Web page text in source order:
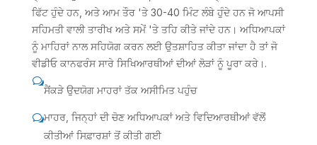
ਫਿੱਟ ਹੁੰਦੇ ਹਨ, ਅਤੇ ਆਮ ਤੌਰ 'ਤੇ 30-40 ਮਿੰਟ ਲੰਬੇ ਹੁੰਦੇ ਹਨ ਜੋ ਆਪਸੀ
ਸਹਿਮਤੀ ਵਾਲੀ ਤਾਰੀਖ ਅਤੇ ਸਮੇਂ 'ਤੇ ਤਹਿ ਕੀਤੇ ਜਾਂਦੇ ਹਨ। ਅਧਿਆਪਕਾਂ
ਨੂੰ ਮਾਹਿਰਾਂ ਨਾਲ ਸਹਿਯੋਗ ਕਰਨ ਲਈ ਉਤਸ਼ਾਹਿਤ ਕੀਤਾ ਜਾਂਦਾ ਹੈ ਤਾਂ ਜੋ
ਵੀਡੀਓ ਕਾਨਫਰੰਸ ਸਾਰੇ ਸਿਖਿਆਰਥੀਆਂ ਦੀਆਂ ਲੋੜਾਂ ਨੂੰ ਪੂਰਾ ਕਰੇ।.
w
ਸੈਂਕੜੇ ਉਦਯੋਗ ਮਾਹਰਾਂ ਤੱਕ ਅਸੀਮਿਤ ਪਹੁੰਚ
wਮਾਹਰ, ਜਿਨ੍ਹਾਂ ਦੀ ਚੋਣ ਅਧਿਆਪਕਾਂ ਅਤੇ ਵਿਦਿਆਰਥੀਆਂ ਵੱਲੋਂ
ਕੀਤੀਆਂ ਸਿਫ਼ਾਰਸ਼ਾਂ ਤੋਂ ਕੀਤੀ ਗਈ